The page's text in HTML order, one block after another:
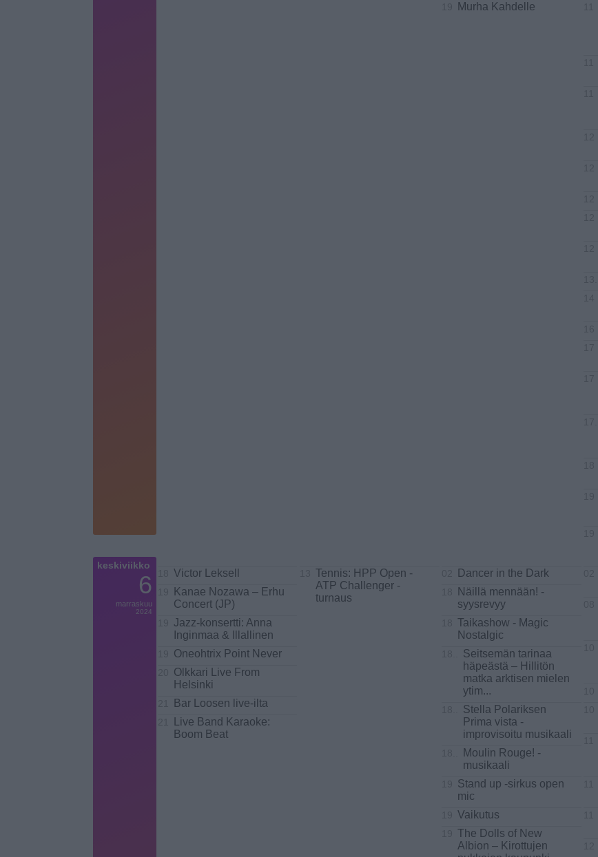
Murha Kahdelle
keskiviikko
6
marraskuu
2024
Victor Leksell
Kanae Nozawa – Erhu
Concert (JP)
Jazz-konsertti: Anna
Inginmaa & Illallinen
Oneohtrix Point Never
Olkkari Live From
Helsinki
Bar Loosen live-ilta
Live Band Karaoke:
Boom Beat
Tennis: HPP Open -
ATP Challenger -
turnaus
Dancer in the Dark
Näillä mennään! -
syysrevyy
Taikashow - Magic
Nostalgic
Seitsemän tarinaa
häpeästä – Hillitön
matka arktisen mielen
ytim...
Stella Polariksen
Prima vista -
improvisoitu musikaali
Moulin Rouge! -
musikaali
Stand up -sirkus open
mic
Vaikutus
The Dolls of New
Albion – Kirottujen